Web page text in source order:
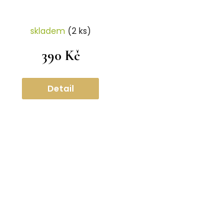
skladem (2 ks)
390 Kč
Detail